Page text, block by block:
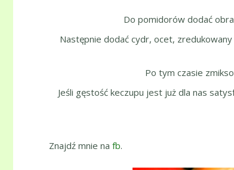
Do pomidorów dodać
Następnie dodać cydr, ocet,
Po tym czasie
Jeśli gęstość keczupu jest już dla nas
Znajdź mnie na fb.